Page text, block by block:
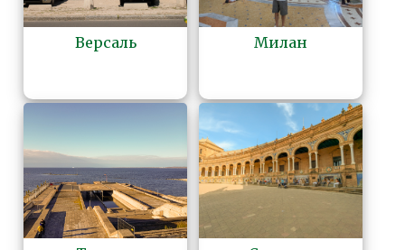
Версаль Милан